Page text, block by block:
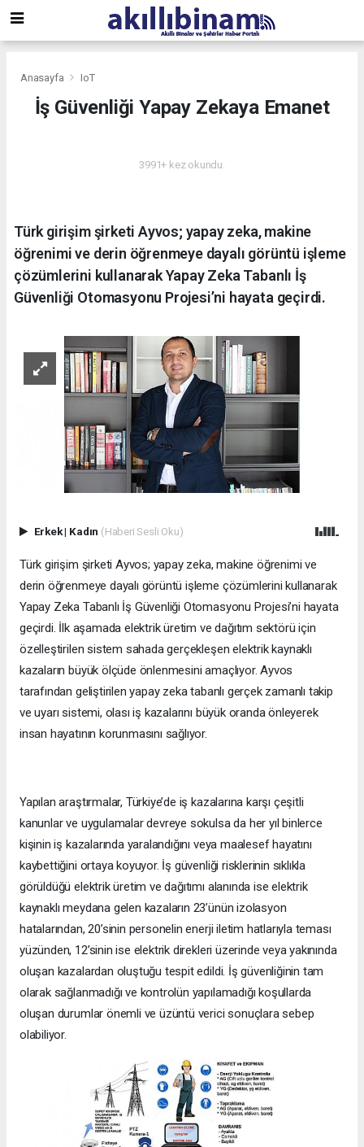
Anasayfa IoT
İş Güvenliği Yapay Zekaya Emanet
3991+ kez okundu.
Türk girişim şirketi Ayvos; yapay zeka, makine
öğrenimi ve derin öğrenmeye dayalı görüntü işleme
çözümlerini kullanarak Yapay Zeka Tabanlı İş
Güvenliği Otomasyonu Projesi’ni hayata geçirdi.
Erkek| Kadın (Haberi Sesli Oku)
Türk girişim şirketi Ayvos; yapay zeka, makine öğrenimi ve
derin öğrenmeye dayalı görüntü işleme çözümlerini kullanarak
Yapay Zeka Tabanlı İş Güvenliği Otomasyonu Projesi’ni hayata
geçirdi. İlk aşamada elektrik üretim ve dağıtım sektörü için
özelleştirilen sistem sahada gerçekleşen elektrik kaynaklı
kazaların büyük ölçüde önlenmesini amaçlıyor. Ayvos
tarafından geliştirilen yapay zeka tabanlı gerçek zamanlı takip
ve uyarı sistemi, olası iş kazalarını büyük oranda önleyerek
insan hayatının korunmasını sağlıyor.
Yapılan araştırmalar, Türkiye’de iş kazalarına karşı çeşitli
kanunlar ve uygulamalar devreye sokulsa da her yıl binlerce
kişinin iş kazalarında yaralandığını veya maalesef hayatını
kaybettiğini ortaya koyuyor. İş güvenliği risklerinin sıklıkla
görüldüğü elektrik üretim ve dağıtımı alanında ise elektrik
kaynaklı meydana gelen kazaların 23’ünün izolasyon
hatalarından, 20’sinin personelin enerji iletim hatlarıyla teması
yüzünden, 12’sinin ise elektrik direkleri üzerinde veya yakınında
oluşan kazalardan oluştuğu tespit edildi. İş güvenliğinin tam
olarak sağlanmadığı ve kontrolün yapılamadığı koşullarda
oluşan durumlar önemli ve üzüntü verici sonuçlara sebep
olabiliyor.